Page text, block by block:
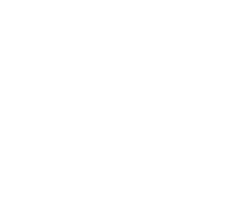
sostituire è il